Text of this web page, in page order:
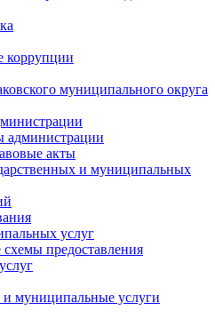
коррупции
муниципального округа
администрации
акты
и муниципальных
услуг
схемы предоставления
и муниципальные услуги